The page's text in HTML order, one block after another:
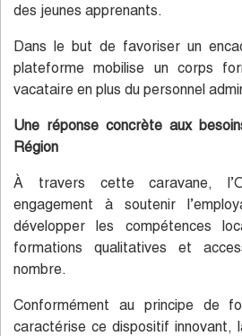
des jeunes apprenants.
Dans le but de favoriser un
plateforme mobilise un corps
vacataire en plus du personnel
Une réponse concrète aux
Région
À travers cette caravane,
engagement à soutenir
développer les compétences
formations qualitatives et
nombre.
Conformément au principe de
caractérise ce dispositif innovant,